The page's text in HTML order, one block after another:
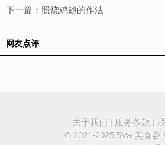
下一篇： 照烧鸡翅的作法
网友点评
关于我们 | 服务条款 |
© 2021-2025 5Var美食谷